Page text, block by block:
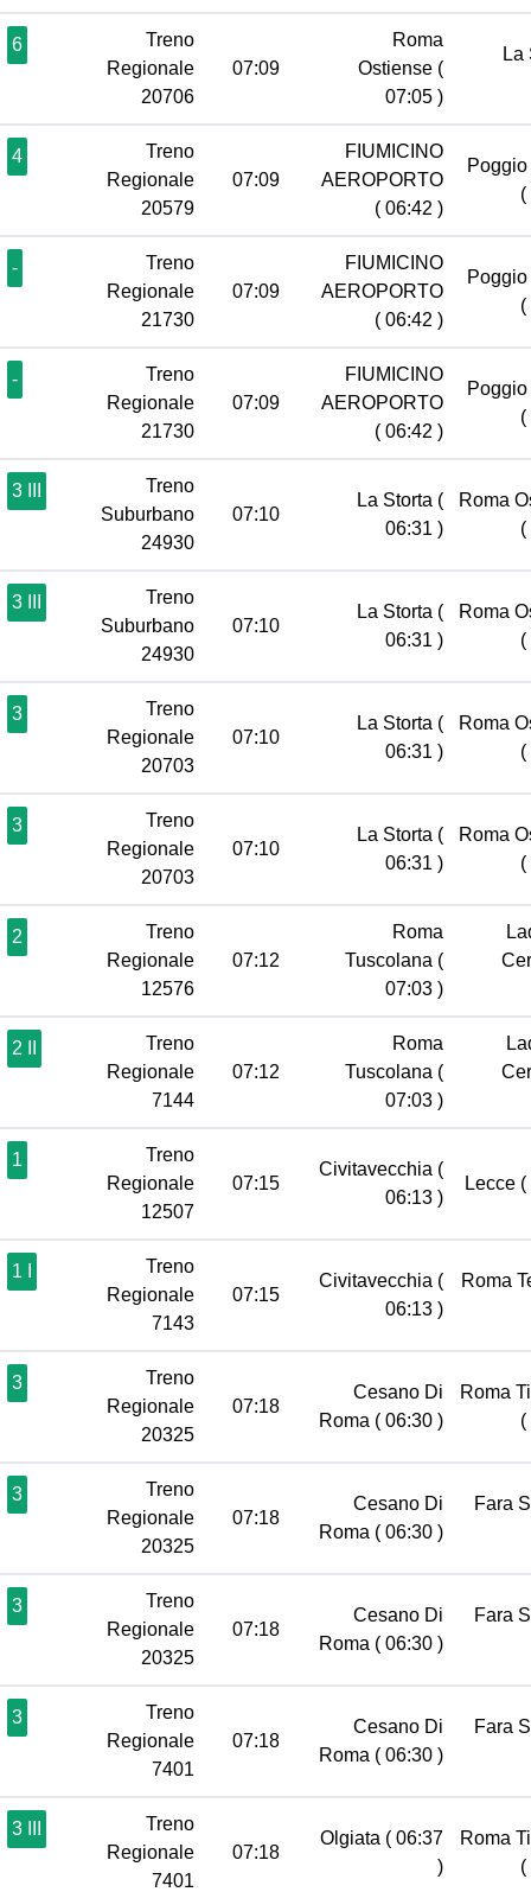
6
Treno
Regionale
20706
07:09
Roma
Ostiense (
07:05 )
La
4
Treno
Regionale
20579
07:09
FIUMICINO
AEROPORTO
( 06:42 )
(
-
Treno
Regionale
21730
07:09
FIUMICINO
AEROPORTO
( 06:42 )
(
-
Treno
Regionale
21730
07:09
FIUMICINO
AEROPORTO
( 06:42 )
(
3 III
Treno
Suburbano
24930
07:10
La Storta (
06:31 )
Roma
(
3 III
Treno
Suburbano
24930
07:10
La Storta (
06:31 )
Roma
(
3
Treno
Regionale
20703
07:10
La Storta (
06:31 )
Roma
(
3
Treno
Regionale
20703
07:10
La Storta (
06:31 )
Roma
(
2
Treno
Regionale
12576
07:12
Roma
Tuscolana (
07:03 )
2 II
Treno
Regionale
7144
07:12
Roma
Tuscolana (
07:03 )
1
Treno
Regionale
12507
07:15
Civitavecchia (
06:13 )
Lecce (
1 I
Treno
Regionale
7143
07:15
Civitavecchia (
06:13 )
Roma
3
Treno
Regionale
20325
07:18
Cesano Di
Roma ( 06:30 )
Roma
(
3
Treno
Regionale
20325
07:18
Cesano Di
Roma ( 06:30 )
Fara
3
Treno
Regionale
20325
07:18
Cesano Di
Roma ( 06:30 )
Fara
3
Treno
Regionale
7401
07:18
Cesano Di
Roma ( 06:30 )
Fara
3 III
Treno
Regionale
7401
07:18
Olgiata ( 06:37
)
Roma
(